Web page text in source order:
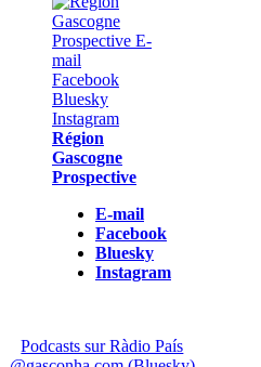
Région
Gascogne
Prospective
E-mail
Facebook
Bluesky
Instagram
Podcasts sur Ràdio País